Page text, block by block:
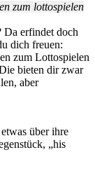
zum lottospielen
Da erfindet doch
dich freuen:
zum Lottospielen
bieten dir zwar
aber
über ihre
„his